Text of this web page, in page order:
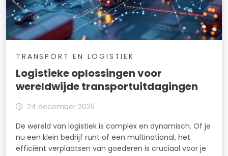
TRANSPORT EN LOGISTIEK
Logistieke oplossingen voor
wereldwijde transportuitdagingen
24 december 2025
De wereld van logistiek is complex en dynamisch. Of je
nu een klein bedrijf runt of een multinational, het
efficiënt verplaatsen van goederen is cruciaal voor je